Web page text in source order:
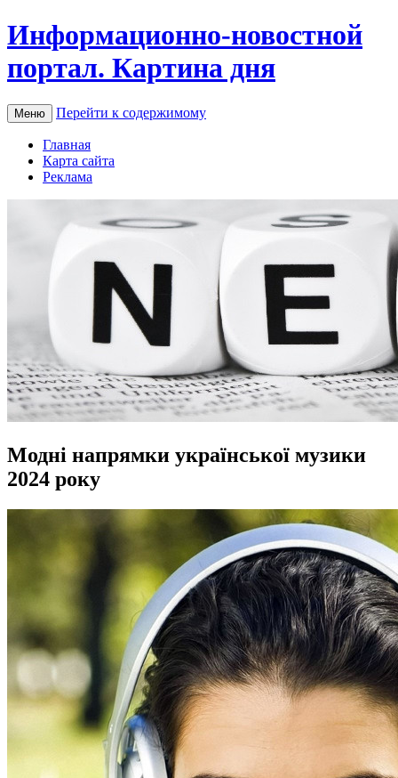
Информационно-новостной
портал. Картина дня
Меню Перейти к содержимому
Главная
Карта сайта
Реклама
Модні напрямки української музики
2024 року